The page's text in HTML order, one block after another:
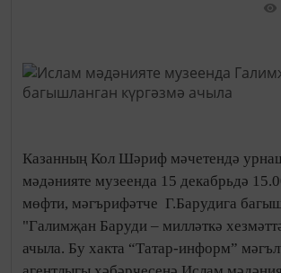
Казанның Кол Шәриф мәчетендә
мәдәнияте музеенда 15 декабрьдә
мөфти, мәгърифәтче Г.Барудига
"Галимҗан Баруди – милләткә
ачыла. Бу хакта “Татар-информ”